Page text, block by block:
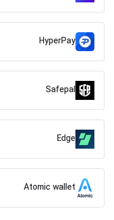
HyperPay
Safepal
Edge
Atomic wallet